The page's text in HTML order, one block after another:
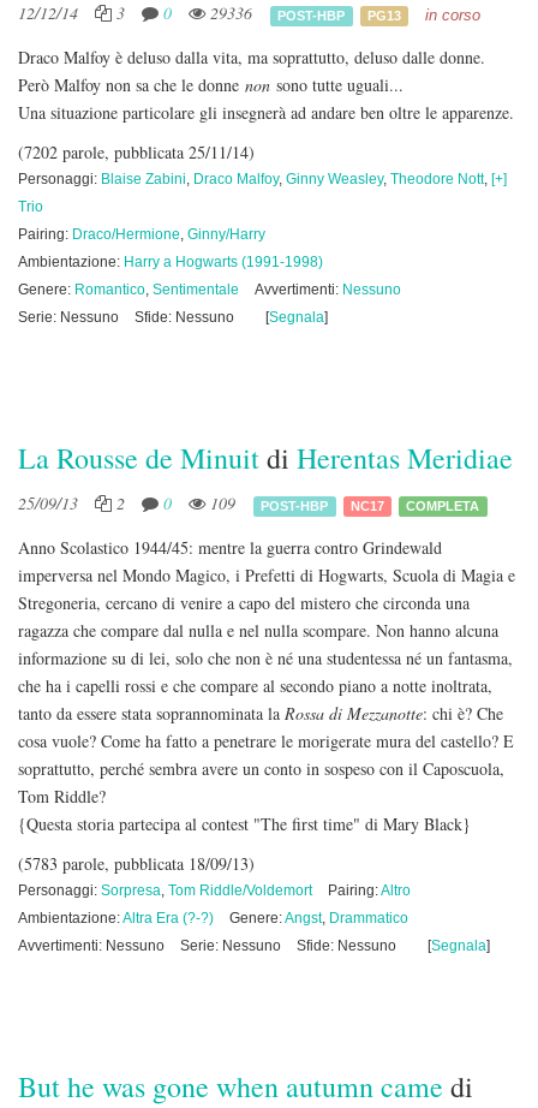
12/12/14 3 0 29336 POST-HBP PG13 in corso
Draco Malfoy è deluso dalla vita, ma soprattutto, deluso dalle donne.
Però Malfoy non sa che le donne non sono tutte uguali...
Una situazione particolare gli insegnerà ad andare ben oltre le apparenze.
(7202 parole, pubblicata 25/11/14)
Personaggi: Blaise Zabini, Draco Malfoy, Ginny Weasley, Theodore Nott, [+]
Trio
Pairing: Draco/Hermione, Ginny/Harry
Ambientazione: Harry a Hogwarts (1991-1998)
Genere: Romantico, Sentimentale Avvertimenti: Nessuno
Serie: Nessuno
Sfide: Nessuno [Segnala]
La Rousse de Minuitdi Herentas Meridiae
25/09/13 2 0 109 POST-HBP NC17 COMPLETA
Anno Scolastico 1944/45: mentre la guerra contro Grindewald
imperversa nel Mondo Magico, i Prefetti di Hogwarts, Scuola di Magia e
Stregoneria, cercano di venire a capo del mistero che circonda una
ragazza che compare dal nulla e nel nulla scompare. Non hanno alcuna
informazione su di lei, solo che non è né una studentessa né un fantasma,
che ha i capelli rossi e che compare al secondo piano a notte inoltrata,
tanto da essere stata soprannominata la Rossa di Mezzanotte: chi è? Che
cosa vuole? Come ha fatto a penetrare le morigerate mura del castello? E
soprattutto, perché sembra avere un conto in sospeso con il Caposcuola,
Tom Riddle?
{Questa storia partecipa al contest "The first time" di Mary Black}
(5783 parole, pubblicata 18/09/13)
Personaggi: Sorpresa, Tom Riddle/Voldemort Pairing:Altro
Ambientazione:Altra Era (?-?) Genere:Angst, Drammatico
Avvertimenti: Nessuno
Serie: Nessuno Sfide: Nessuno [Segnala]
But he was gone when autumn came di